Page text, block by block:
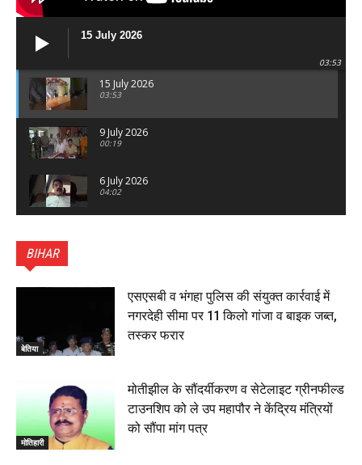
15 July 2026
03:53
15 July 2026
03:53
9 July 2026
00:19
6 July 2026
04:02
का भव्य पथ संचलन, 5 July 2026
बेतिया : मझौलिया में 1.24 क्विंटल गांजा के साथ बोलेरो ज़ब्त, दो
तस्कर गिरफ्तार, 4 July 2026
00:39
रक्सौल : सुरक्षा जॉंच को सोना-चांदी दुकानों का एसडीपीओ और
थानाध्यक्ष ने किया निरीक्षण, 19 June 2026
00:58
BIHAR
बेतिया
एसएसबी व भंगहा पुलिस की संयुक्त कार्रवाई में
नगरदेही सीमा पर 11 किलो गांजा व बाइक जब्त,
तस्कर फरार
मोतिहारी
मोतीझील के सौंदर्यीकरण व सेटेलाइट ग्रीनफील्ड
टाउनशिप को ले उप महापौर ने केंद्रिय मंत्रियों
को सौंपा मांग पत्र